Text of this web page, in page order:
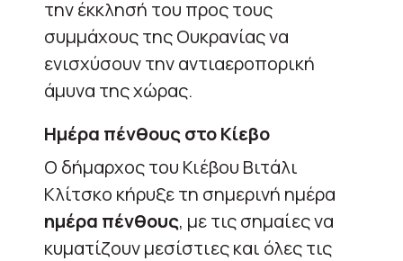
την έκκλησή του προς τους
συμμάχους της Ουκρανίας να
ενισχύσουν την αντιαεροπορική
άμυνα της χώρας.
Ημέρα πένθους στο Κίεβο
Ο δήμαρχος του Κιέβου Βιτάλι
Κλίτσκο κήρυξε τη σημερινή ημέρα
ημέρα πένθους, με τις σημαίες να
κυματίζουν μεσίστιες και όλες τις